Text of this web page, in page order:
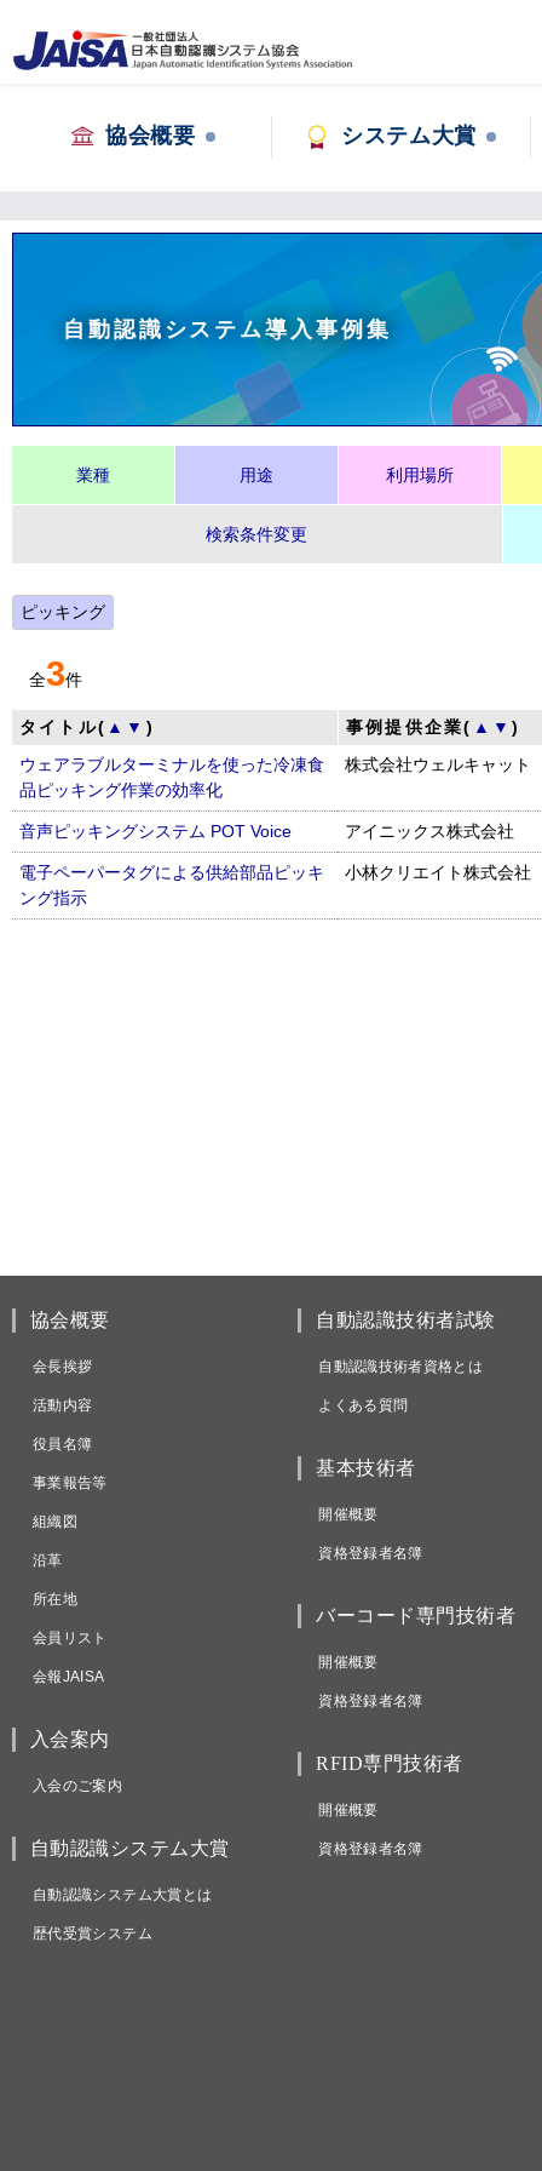
協会概要 システム大賞
自動認識システム導入事例集
業種 用途 利用場所
検索条件変更
ピッキング
全3件
タイトル( ▲ ▼ ) 事例提供企業( ▲ ▼)
ウェアラブルターミナルを使った冷凍食
品ピッキング作業の効率化
株式会社ウェルキャット
音声ピッキングシステム POT Voice アイニックス株式会社
電子ペーパータグによる供給部品ピッキ
ング指示
小林クリエイト株式会社
協会概要
会長挨拶
活動内容
役員名簿
事業報告等
組織図
沿革
所在地
会員リスト
会報JAISA
入会案内
入会のご案内
自動認識システム大賞
自動認識システム大賞とは
歴代受賞システム
自動認識技術者試験
自動認識技術者資格とは
よくある質問
基本技術者
開催概要
資格登録者名簿
バーコード専門技術者
開催概要
資格登録者名簿
RFID専門技術者
開催概要
資格登録者名簿